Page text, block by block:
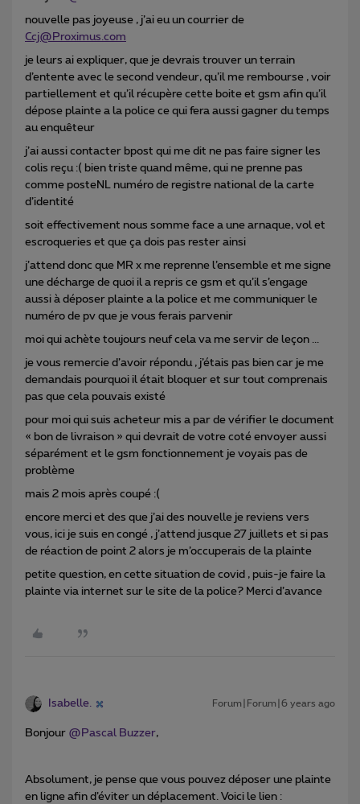
nouvelle pas joyeuse , j’ai eu un courrier de
Ccj@Proximus.com
je leurs ai expliquer, que je devrais trouver un terrain
d’entente avec le second vendeur, qu’il me rembourse , voir
partiellement et qu’il récupère cette boite et gsm afin qu’il
dépose plainte a la police ce qui fera aussi gagner du temps
au enquêteur
j’ai aussi contacter bpost qui me dit ne pas faire signer les
colis reçu :( bien triste quand même, qui ne prenne pas
comme posteNL numéro de registre national de la carte
d’identité
soit effectivement nous somme face a une arnaque, vol et
escroqueries et que ça dois pas rester ainsi
j’attend donc que MR x me reprenne l’ensemble et me signe
une décharge de quoi il a repris ce gsm et qu’il s’engage
aussi à déposer plainte a la police et me communiquer le
numéro de pv que je vous ferais parvenir
moi qui achète toujours neuf cela va me servir de leçon ...
je vous remercie d’avoir répondu , j’étais pas bien car je me
demandais pourquoi il était bloquer et sur tout comprenais
pas que cela pouvais existé
pour moi qui suis acheteur mis a par de vérifier le document
« bon de livraison » qui devrait de votre coté envoyer aussi
séparément et le gsm fonctionnement je voyais pas de
problème
mais 2 mois après coupé :(
encore merci et des que j’ai des nouvelle je reviens vers
vous, ici je suis en congé , j’attend jusque 27 juillets et si pas
de réaction de point 2 alors je m’occuperais de la plainte
petite question, en cette situation de covid , puis-je faire la
plainte via internet sur le site de la police? Merci d’avance
Isabelle. Forum|Forum|6 years ago
Bonjour @Pascal Buzzer,
Absolument, je pense que vous pouvez déposer une plainte
en ligne afin d’éviter un déplacement. Voici le lien :